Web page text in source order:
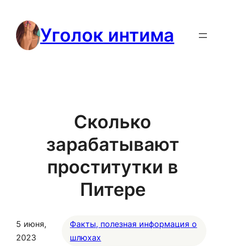
содержимомуУголок интима
Сколько
зарабатывают
проститутки в
Питере
5 июня,
2023
Факты, полезная информация о
шлюхах